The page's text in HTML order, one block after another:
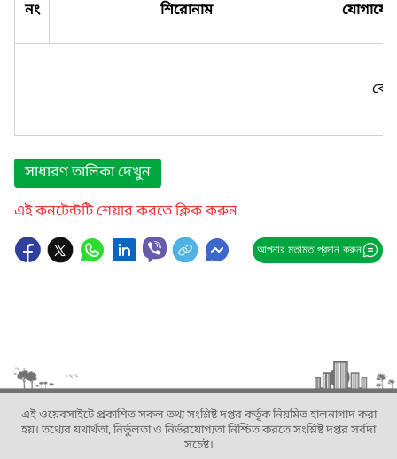
নং শিরোনাম
সাধারণ তালিকা দেখুন
এই কনটেন্টটি শেয়ার করতে ক্লিক করুন
আপনার মতামত প্রদান করুন
এই ওয়েবসাইটে প্রকাশিত সকল তথ্য সংশ্লিষ্ট দপ্তর কর্তৃক নিয়মিত হালনাগাদ করা
হয়। তথ্যের যথার্থতা, নির্ভুলতা ও নির্ভরযোগ্যতা নিশ্চিত করতে সংশ্লিষ্ট দপ্তর সর্বদা
সচেষ্ট।